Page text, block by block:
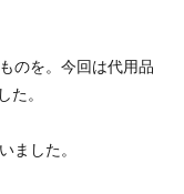
のを。今回は代用品
た。
ました。